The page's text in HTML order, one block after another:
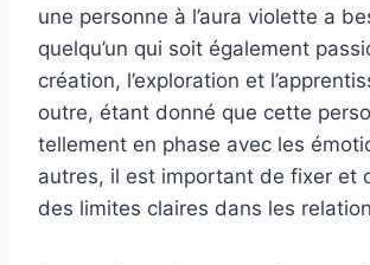
une personne à l’aura violette a
quelqu’un qui soit également
création, l’exploration et
outre, étant donné que cette
tellement en phase avec les
autres, il est important de fixer et
des limites claires dans les